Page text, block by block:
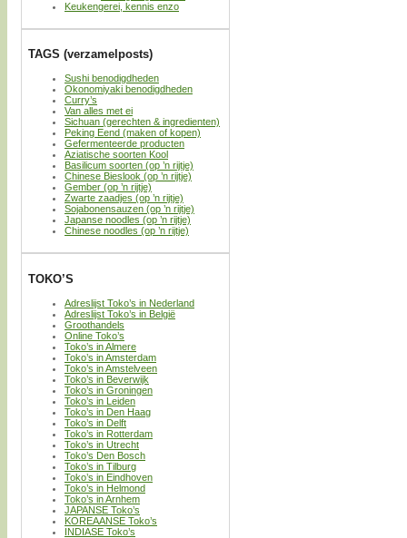
Keukengerei, kennis enzo
TAGS (verzamelposts)
Sushi benodigdheden
Okonomiyaki benodigdheden
Curry’s
Van alles met ei
Sichuan (gerechten & ingredienten)
Peking Eend (maken of kopen)
Gefermenteerde producten
Aziatische soorten Kool
Basilicum soorten (op ’n rijtje)
Chinese Bieslook (op ’n rijtje)
Gember (op ’n rijtje)
Zwarte zaadjes (op ’n rijtje)
Sojabonensauzen (op ’n rijtje)
Japanse noodles (op ’n rijtje)
Chinese noodles (op ’n rijtje)
TOKO’S
Adreslijst Toko’s in Nederland
Adreslijst Toko’s in België
Groothandels
Online Toko’s
Toko’s in Almere
Toko’s in Amsterdam
Toko’s in Amstelveen
Toko’s in Beverwijk
Toko’s in Groningen
Toko’s in Leiden
Toko’s in Den Haag
Toko’s in Delft
Toko’s in Rotterdam
Toko’s in Utrecht
Toko’s Den Bosch
Toko’s in Tilburg
Toko’s in Eindhoven
Toko’s in Helmond
Toko’s in Arnhem
JAPANSE Toko’s
KOREAANSE Toko’s
INDIASE Toko’s